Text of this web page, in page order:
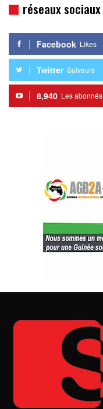
réseaux sociaux
Facebook Likes
Twitter Suiveurs
8,940 Les abonnés